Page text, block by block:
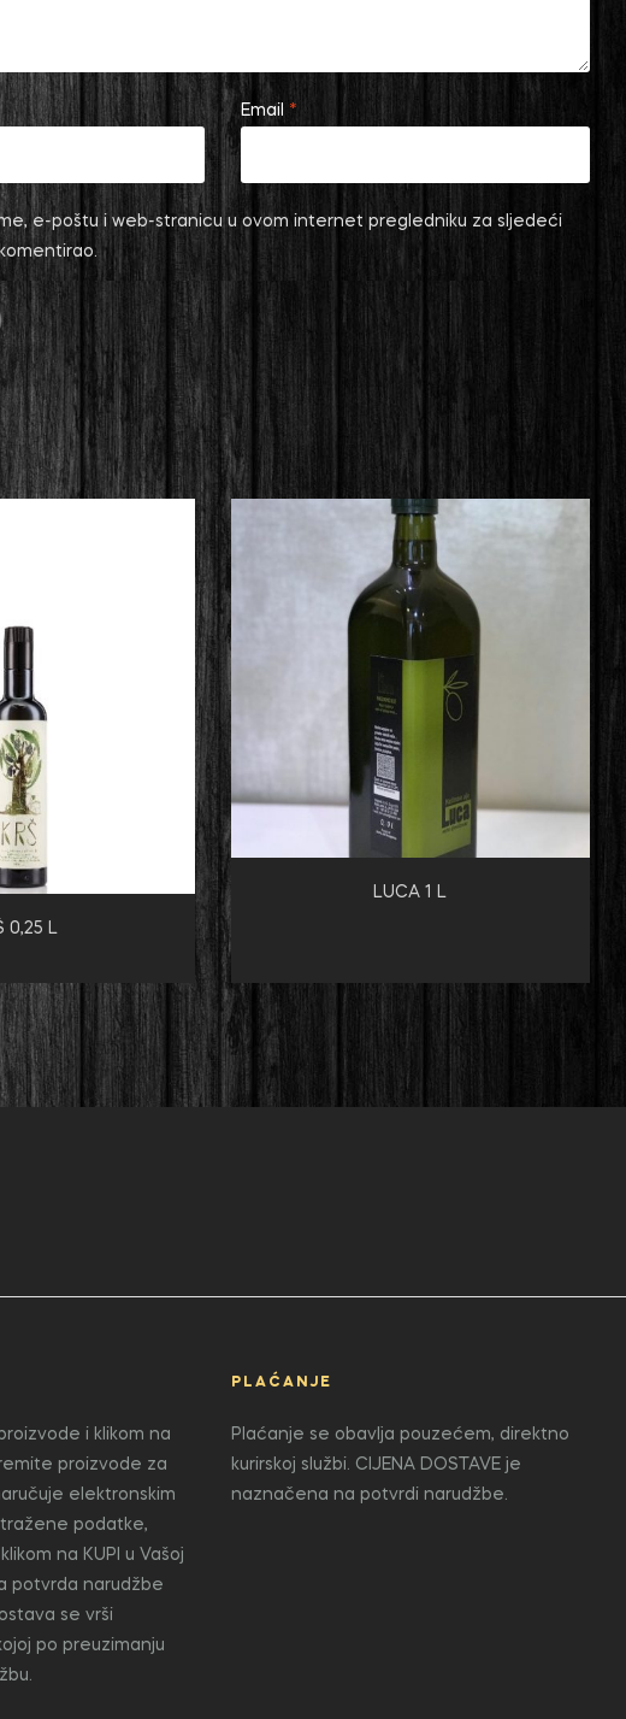
Email *
e-poštu i web-stranicu u ovom internet pregledniku za sljedeći
0,25 L
LUCA 1 L
i klikom na
proizvode za
elektronskim
podatke,
na KUPI u Vašoj
potvrda narudžbe
se vrši
po preuzimanju
PLAĆANJE
Plaćanje se obavlja pouzećem, direktno
kurirskoj službi. CIJENA DOSTAVE je
naznačena na potvrdi narudžbe.